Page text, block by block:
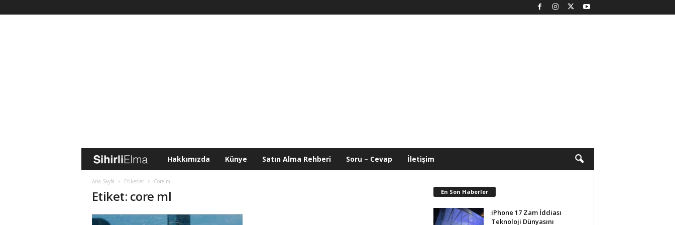
i
h
Hakkımızda Künye Satın Alma Rehberi Soru – Cevap İletişim
Ana Sayfa Etiketler Core ml
Etiket: core ml En Son Haberler
iPhone 17 Zam İddiası
Teknoloji Dünyasını